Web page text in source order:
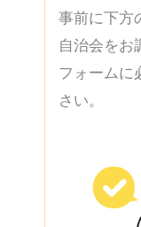
事前に下方
自治会をお
フォームに
さい。